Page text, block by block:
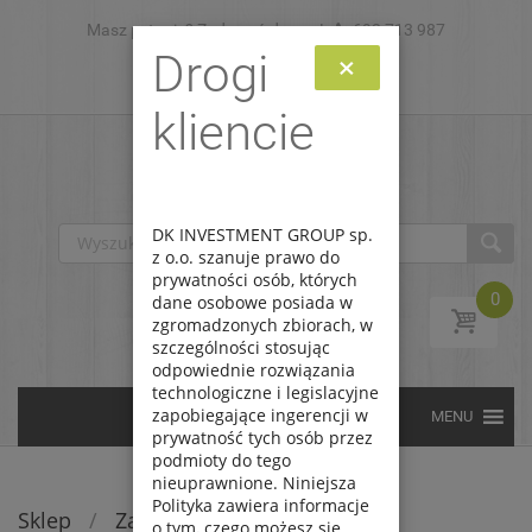
Skip to content
Masz pytanie? Zadzwoń do nas! 693 713 987
Zaloguj Zarejestruj
0
Sklep / Zabawki / Lalki i akcesoria
Drogi
kliencie
×
DK INVESTMENT GROUP sp.
z o.o. szanuje prawo do
prywatności osób, których
dane osobowe posiada w
zgromadzonych zbiorach, w
szczególności stosując
odpowiednie rozwiązania
technologiczne i legislacyjne
zapobiegające ingerencji w
prywatność tych osób przez
podmioty do tego
nieuprawnione. Niniejsza
Polityka zawiera informacje